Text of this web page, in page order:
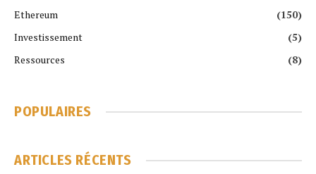
Ethereum
(150)
Investissement
(5)
Ressources
(8)
POPULAIRES
ARTICLES RÉCENTS